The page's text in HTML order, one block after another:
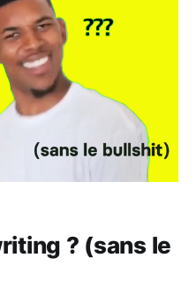
? (sans le